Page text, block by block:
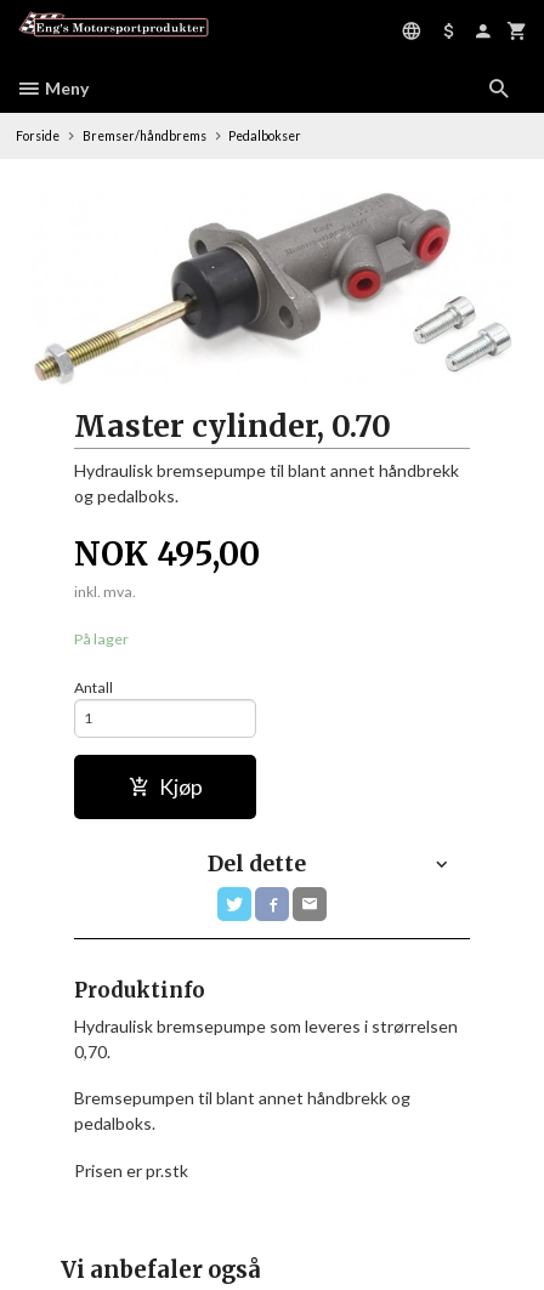
Meny
Forside Bremser/håndbrems Pedalbokser
Master cylinder, 0.70
Hydraulisk bremsepumpe til blant annet håndbrekk
og pedalboks.
NOK 495,00
inkl. mva.
På lager
Antall
Kjøp
Del dette
Produktinfo
Hydraulisk bremsepumpe som leveres i strørrelsen
0,70.
Bremsepumpen til blant annet håndbrekk og
pedalboks.
Prisen er pr.stk
Vi anbefaler også